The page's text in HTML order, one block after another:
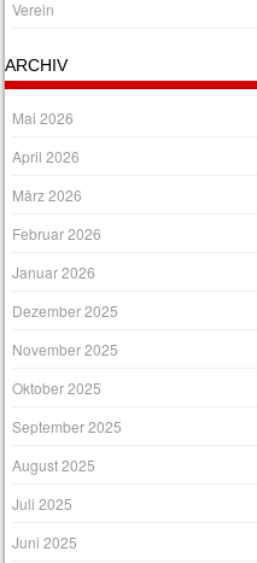
Verein
ARCHIV
Mai 2026
April 2026
März 2026
Februar 2026
Januar 2026
Dezember 2025
November 2025
Oktober 2025
September 2025
August 2025
Juli 2025
Juni 2025